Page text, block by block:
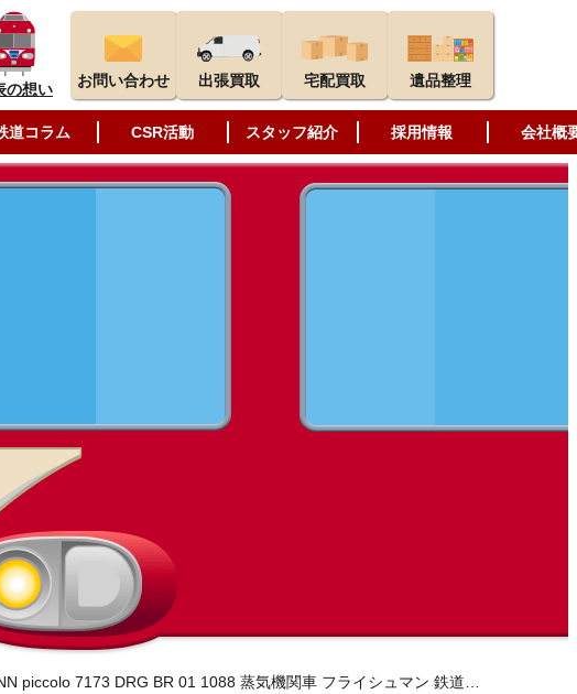
の想い お問い合わせ 出張買取 宅配買取 遺品整理
道コラム CSR活動 スタッフ紹介 採用情報 会社概